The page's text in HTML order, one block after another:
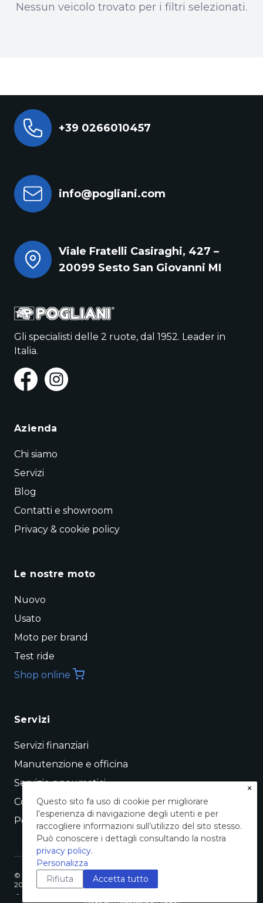
Nessun veicolo trovato per i filtri selezionati.
+39 0266010457
info@pogliani.com
Viale Fratelli Casiraghi, 427 –
20099 Sesto San Giovanni MI
Gli specialisti delle 2 ruote, dal 1952. Leader in
Italia.
Azienda
Chi siamo
Servizi
Blog
Contatti e showroom
Privacy & cookie policy
Le nostre moto
Nuovo
Usato
Moto per brand
Test ride
Shop online
Servizi
Servizi finanziari
Manutenzione e officina
Servizio pneumatici
Conto vendita
Permuta
©
2026
-
Pogliani Concessionaria Ufficiale – Pogliani srl, Viale Casiraghi,
435 – 20099 Sesto San Giovanni (Milano) – cf. p.iva:
×
Questo sito fa uso di cookie per migliorare
l’esperienza di navigazione degli utenti e per
raccogliere informazioni sull’utilizzo del sito stesso.
Può conoscere i dettagli consultando la nostra
privacy policy.
Personalizza
Rifiuta
Accetta tutto